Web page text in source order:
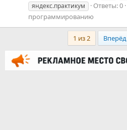
яндекс.практикум
Ответы: 0
программированию
1 из 2 Вперёд